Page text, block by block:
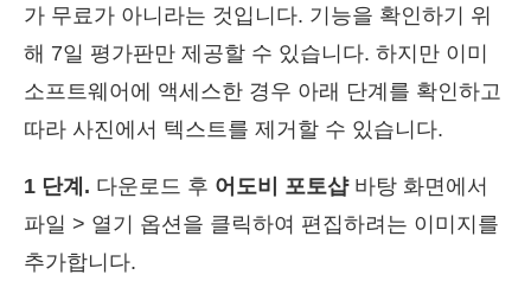
가 무료가 아니라는 것입니다. 기능을 확인하기 위
해 7일 평가판만 제공할 수 있습니다. 하지만 이미
소프트웨어에 액세스한 경우 아래 단계를 확인하고
따라 사진에서 텍스트를 제거할 수 있습니다.
1 단계. 다운로드 후 어도비 포토샵바탕 화면에서
파일 > 열기 옵션을 클릭하여 편집하려는 이미지를
추가합니다.